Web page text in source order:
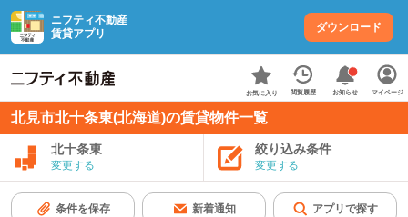
ニフティ不動産
賃貸アプリ
ダウンロード
お気に入り 閲覧履歴 お知らせ マイページ
北見市北十条東(北海道)の賃貸物件一覧
北十条東
変更する
絞り込み条件
変更する
条件を保存 新着通知 アプリで探す